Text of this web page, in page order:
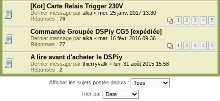
[Kot] Carte Relais Trigger 230V
Dernier message par alka « mer. 25 janv. 2017 13:30
Réponses : 76 1 2 3 4 5
Commande Groupée DSPiy CG5 [expédiée]
Dernier message par alka « mar. 16 févr. 2016 09:36
Réponses : 77 1 2 3 4 5
A lire avant d'acheter le DSPiy
Dernier message par thierryvalk « lun. 31 août 2015 15:58
Réponses : 2
Afficher les sujets postés depuis :
Trier par